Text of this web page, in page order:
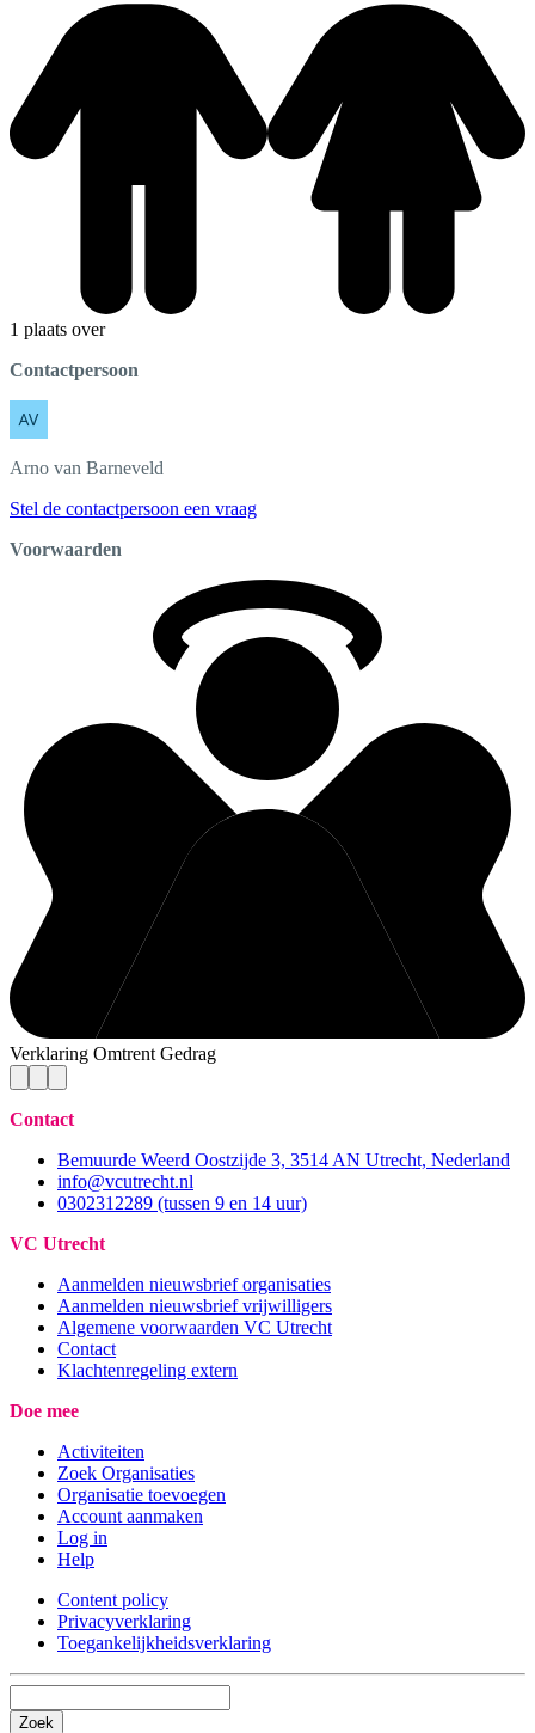
1 plaats over
Contactpersoon
Arno van Barneveld
Stel de contactpersoon een vraag
Voorwaarden
Verklaring Omtrent Gedrag
Contact
Bemuurde Weerd Oostzijde 3, 3514 AN Utrecht, Nederland
info@vcutrecht.nl
0302312289 (tussen 9 en 14 uur)
VC Utrecht
Aanmelden nieuwsbrief organisaties
Aanmelden nieuwsbrief vrijwilligers
Algemene voorwaarden VC Utrecht
Contact
Klachtenregeling extern
Doe mee
Activiteiten
Zoek Organisaties
Organisatie toevoegen
Account aanmaken
Log in
Help
Content policy
Privacyverklaring
Toegankelijkheidsverklaring
Zoek